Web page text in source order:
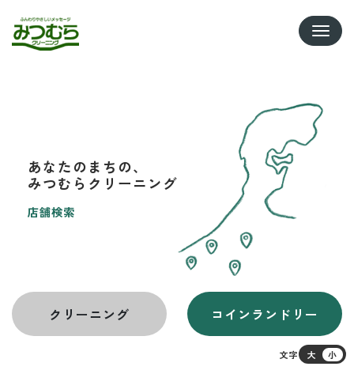
あなたのまちの、
みつむらクリーニング
店舗検索
クリーニング コインランドリー
文字 大 小